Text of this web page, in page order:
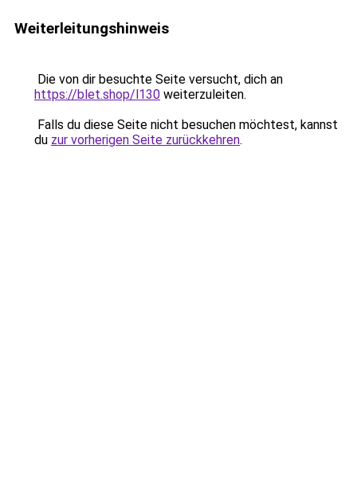
Weiterleitungshinweis
Die von dir besuchte Seite versucht, dich an
https://blet.shop/l130 weiterzuleiten.
Falls du diese Seite nicht besuchen möchtest, kannst
du zur vorherigen Seite zurückkehren.